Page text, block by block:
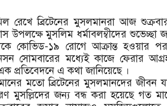
রেখে ব্রিটেনের মুসলমানরা আজ
মুসলিম ধর্মাবলম্বীদের শুভেচ্ছা
কোভিড-১৯ রোগে আক্রান্ত হওয়ার পর
সোমবারের মধ্যেই কাজে ফেরার
প্রতিবেদনে এ কথা জানিয়েছে ।
মতো ব্রিটেনের মুসলমানদের জীবন
মুসল্লিদের জন্য বন্ধ করা হয়েছে গত